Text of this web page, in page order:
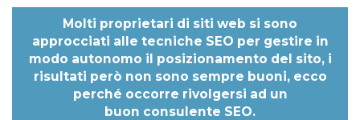
Molti proprietari di siti web si sono
approcciati alle tecniche SEO per gestire in
modo autonomo il posizionamento del sito, i
risultati però non sono sempre buoni, ecco
perché occorre rivolgersi ad un
buon consulente SEO.